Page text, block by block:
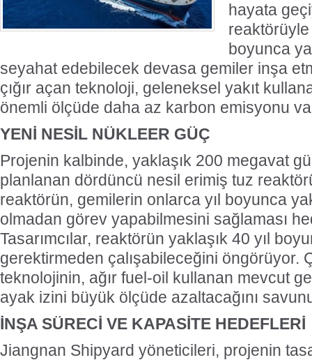
hayata
reaktörüyle
boyunca
seyahat edebilecek devasa gemiler inşa
çığır açan teknoloji, geleneksel yakıt
önemli ölçüde daha az karbon emisyonu
YENİ NESİL NÜKLEER GÜÇ
Projenin kalbinde, yaklaşık 200 megavat
planlanan dördüncü nesil erimiş tuz
reaktörün, gemilerin onlarca yıl boyunca
olmadan görev yapabilmesini sağlaması
Tasarımcılar, reaktörün yaklaşık 40 yıl
gerektirmeden çalışabileceğini öngörüyor.
teknolojinin, ağır fuel-oil kullanan mevcut
ayak izini büyük ölçüde azaltacağını
İNŞA SÜRECİ VE KAPASİTE HEDEFLERİ
Jiangnan Shipyard yöneticileri, projenin